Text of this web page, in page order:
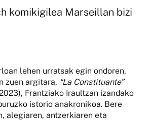
komikigilea Marseillan bizi
lehen urratsak egin ondoren,
zuen argitara, “La Constituante”
Frantziako Iraultzan izandako
istorio anakronikoa. Bere
alegiaren, antzerkiaren eta